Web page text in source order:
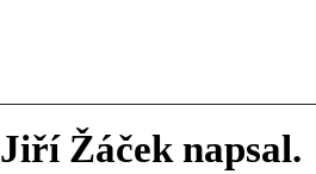
Jiří Žáček napsal.